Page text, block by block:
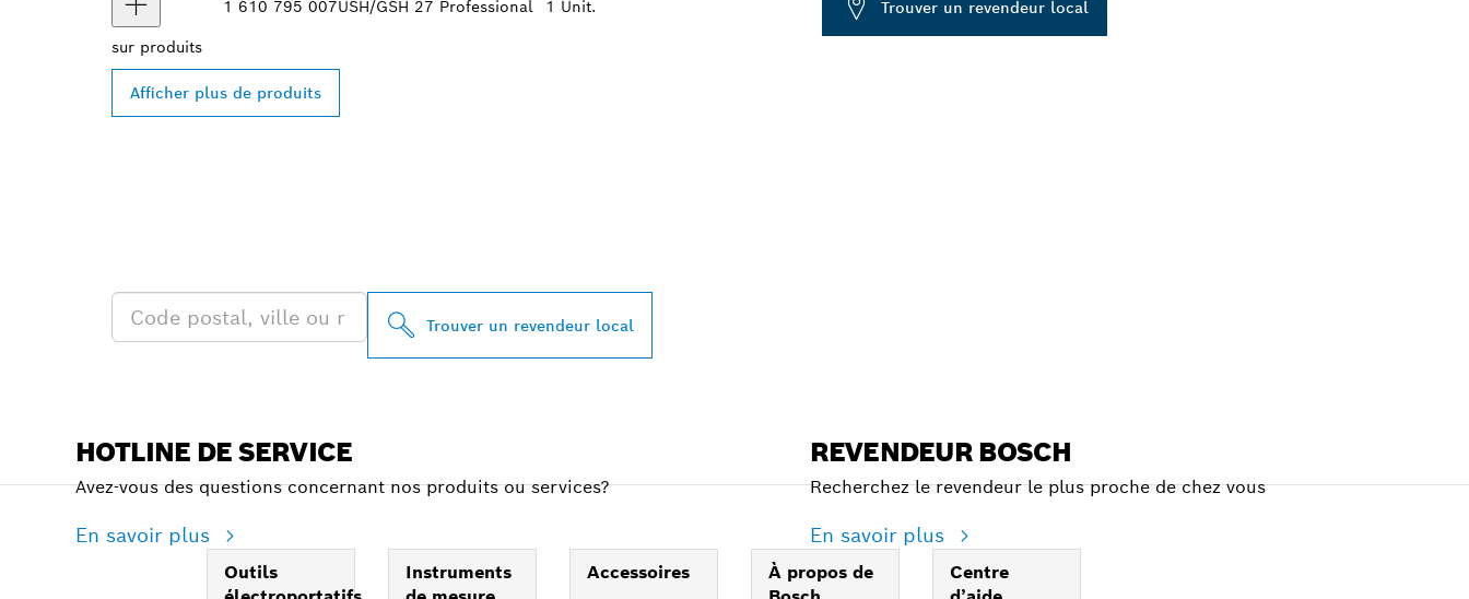
1 610 795 007USH/GSH 27 Professional 1 Unit. Trouver un revendeur local
sur produits
Afficher plus de produits
Trouver un revendeur local
HOTLINE DE SERVICE
Avez-vous des questions concernant nos produits ou services?
En savoir plus
REVENDEUR BOSCH
Recherchez le revendeur le plus proche de chez vous
En savoir plus
Outils
Instruments
Accessoires
À propos de
Centre